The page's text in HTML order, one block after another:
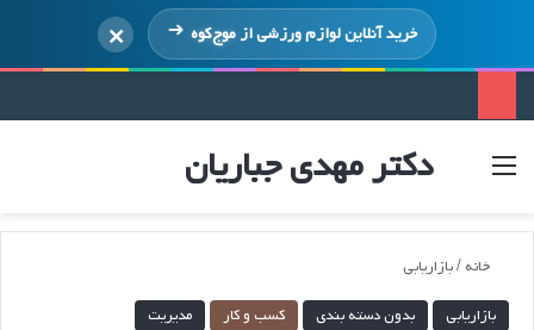
خرید آنلاین لوازم ورزشی ازموج‌کوه ×
دکتر مهدی جباریان منو ورود
خانه /بازاریابی
بازاریابی بدون دسته بندی کسب و کار مدیریت